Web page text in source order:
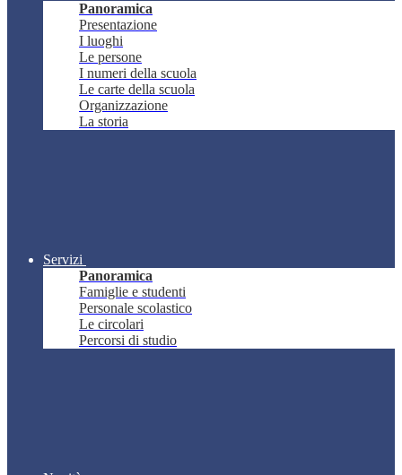
Panoramica
Presentazione
I luoghi
Le persone
I numeri della scuola
Le carte della scuola
Organizzazione
La storia
Servizi
Panoramica
Famiglie e studenti
Personale scolastico
Le circolari
Percorsi di studio